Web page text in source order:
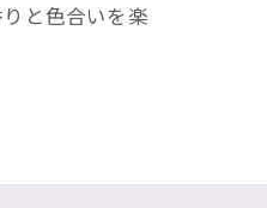
と色合いを楽